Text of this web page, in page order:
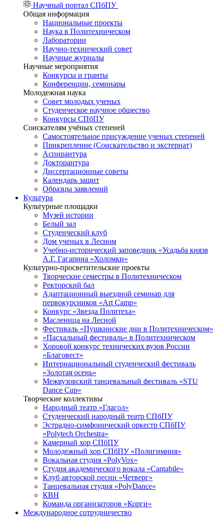
Научный портал СПбПУ
Общая информация
Национальные проекты
Наука в Политехническом
Лаборатории
Научно-технический совет
Научные журналы
Научные мероприятия
Конкурсы и гранты
Конференции, семинары
Молодежная наука
Совет молодых ученых
Студенческое научное общество
Конкурсы СПбПУ
Соискателям учёных степеней
Самостоятельное присуждение ученых степеней
Прикрепление (Соискательство и экстернат)
Аспирантура
Докторантура
Диссертационные советы
Календарь защит
Образцы заявлений
Культура
Культурные площадки
Музей истории
Белый зал
Студенческий клуб
Дом ученых в Лесном
Учебно-исторический заповедник «Усадьба князя
А.Г. Гагарина «Холомки»
Культурно-просветительские проекты
Творческие семестры в Политехническом
Ректорский бал
Адаптационный выездной семинар для
первокурсников «Art Camp»
Конкурс «Звезда Политеха»
Масленица на Лесной
Фестиваль «Пушкинские дни в Политехническом»
«Пасхальный фестиваль» в Политехническом
Хоровой конкурс технических вузов России
«Благовест»
Интернациональный студенческий фестиваль
«Золотая осень»
Межвузовский танцевальный фестиваль «STU
Dance Cup»
Творческие коллективы
Народный театр «Глагол»
Студенческий народный театр СПбПУ
Эстрадно-симфонический оркестр СПбПУ
«Polytech Orchestra»
Камерный хор СПбПУ
Молодежный хор СПбПУ «Полигимния»
Вокальная студия «PolyVox»
Студия академического вокала «Cantabile»
Клуб авторской песни «Четверг»
Танцевальная студия «PolyDance»
КВН
Команда организаторов «Корги»
Международное сотрудничество